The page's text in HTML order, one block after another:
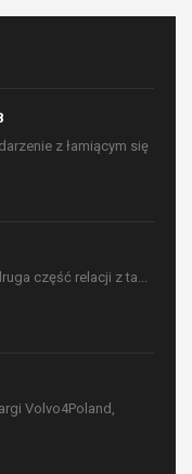
z łamiącym się
część relacji z ta...
Volvo4Poland,